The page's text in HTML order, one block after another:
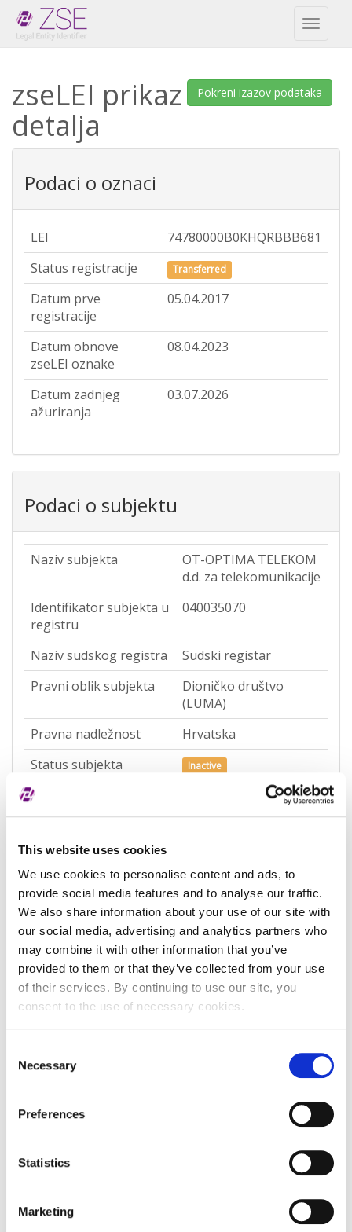
This website uses cookies
We use cookies to personalise content and ads, to
provide social media features and to analyse our traffic.
We also share information about your use of our site with
our social media, advertising and analytics partners who
may combine it with other information that you’ve
provided to them or that they’ve collected from your use
of their services. By continuing to use our site, you
consent to the use of necessary cookies.
Selection
Necessary
Preferences
Statistics
Marketing
Toggle
Pokreni izazov podataka
zseLEI prikaz
detalja
Podaci o oznaci
LEI
74780000B0KHQRBBB681
Status registracije
Transferred
Datum prve
registracije
05.04.2017
Datum obnove
zseLEI oznake
08.04.2023
Datum zadnjeg
ažuriranja
03.07.2026
Podaci o subjektu
Naziv subjekta
OT-OPTIMA TELEKOM
d.d. za telekomunikacije
Identifikator subjekta u
registru
040035070
Naziv sudskog registra
Sudski registar
Pravni oblik subjekta
Dioničko društvo
(LUMA)
Pravna nadležnost
Hrvatska
Status subjekta
Inactive
Vrsta subjekta
LEI vezanog subjekta
Oznaka pravnog
nasljednika
[""]
Naziv pravnog
nasljednika
["Telemach Hrvatska
d.o.o. za
telekomunikacijske
usluge"]
Sudski registar
Tip valjanosti
potpuno potvrđeno
Datum isteka subjekta
Poštanski broj